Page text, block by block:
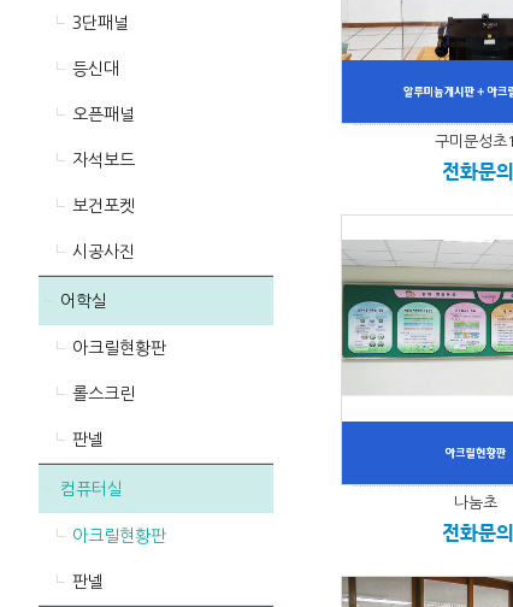
3단패널
등신대
오픈패널
자석보드
보건포켓
시공사진
어학실
아크릴현황판
롤스크린
판넬
컴퓨터실
아크릴현황판
판넬
구미문성초1
전화문의
나눔초
전화문의